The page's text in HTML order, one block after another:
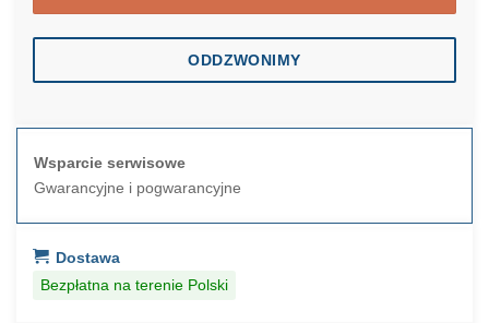
ODDZWONIMY
Wsparcie serwisowe
Gwarancyjne i pogwarancyjne
Dostawa
Bezpłatna na terenie Polski